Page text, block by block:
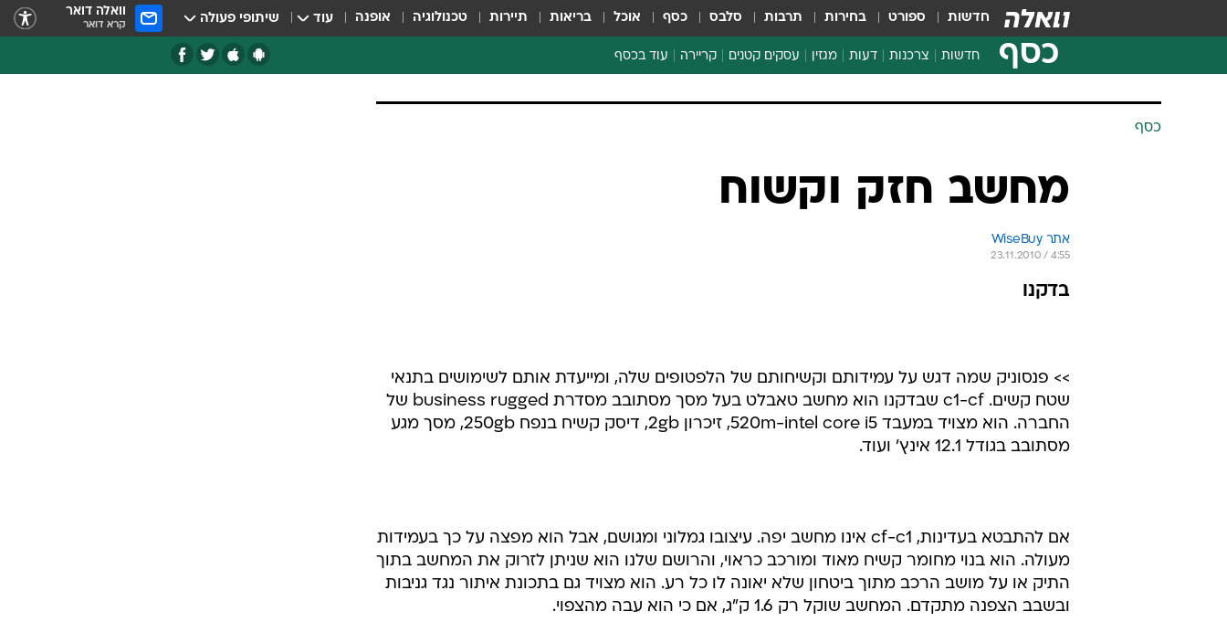
חדשות ספורט בחירות תרבות סלבס כסף אוכל בריאות תיירות טכנולוגיה אופנה עוד שיתופי פעולה וואלה דואר
קרא דואר
כסף חדשות צרכנות
צרכנות פיננסית
דעות מגזין עסקים קטנים קריירה עוד בכסף
כסף
מחשב חזק וקשוח
אתר WiseBuy
23.11.2010 / 4:55
בדקנו
>> פנסוניק שמה דגש על עמידותם וקשיחותם של הלפטופים שלה, ומייעדת אותם לשימושים בתנאי
שטח קשים. c1-cf שבדקנו הוא מחשב טאבלט בעל מסך מסתובב מסדרת business rugged של
החברה. הוא מצויד במעבד 520m-intel core i5, זיכרון 2gb, דיסק קשיח בנפח 250gb, מסך מגע
מסתובב בגודל 12.1 אינץ' ועוד.
אם להתבטא בעדינות, cf-c1 אינו מחשב יפה. עיצובו גמלוני ומגושם, אבל הוא מפצה על כך בעמידות
מעולה. הוא בנוי מחומר קשיח מאוד ומורכב כראוי, והרושם שלנו הוא שניתן לזרוק את המחשב בתוך
התיק או על מושב הרכב מתוך ביטחון שלא יאונה לו כל רע. הוא מצויד גם בתכונת איתור נגד גניבות
ובשבב הצפנה מתקדם. המחשב שוקל רק 1.6 ק"ג, אם כי הוא עבה מהצפוי.